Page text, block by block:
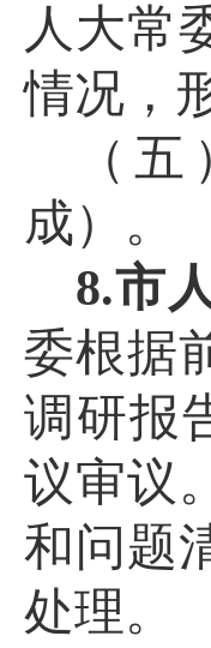
人大常
情况，
（
成） 。
8.市
委根据
调研报
议审议
和问题
处理。